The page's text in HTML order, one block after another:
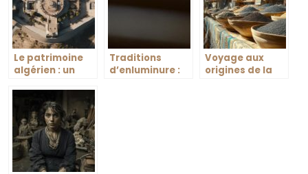
Le patrimoine
algérien : un
culture et de
résilience
Traditions
d’enluminure :
Voyage aux
origines de la